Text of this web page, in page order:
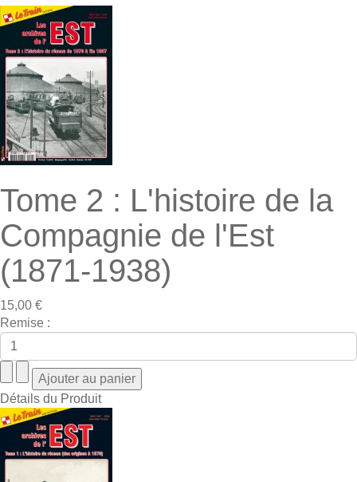
Tome 2 : L'histoire de la
Compagnie de l'Est
(1871-1938)
15,00 €
Remise :
Détails du Produit